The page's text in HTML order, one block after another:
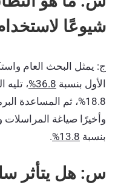
شيوعًا
ج: يمثل البحث العام
الأول بنسبة 36.8%
، تليه
18.8%، ثم المساعدة البرمجية وكتابة الأكواد بنسبة
وأخيرًا صياغة المراسلات
بنسبة 13.8%
.
س: هل يتأثر